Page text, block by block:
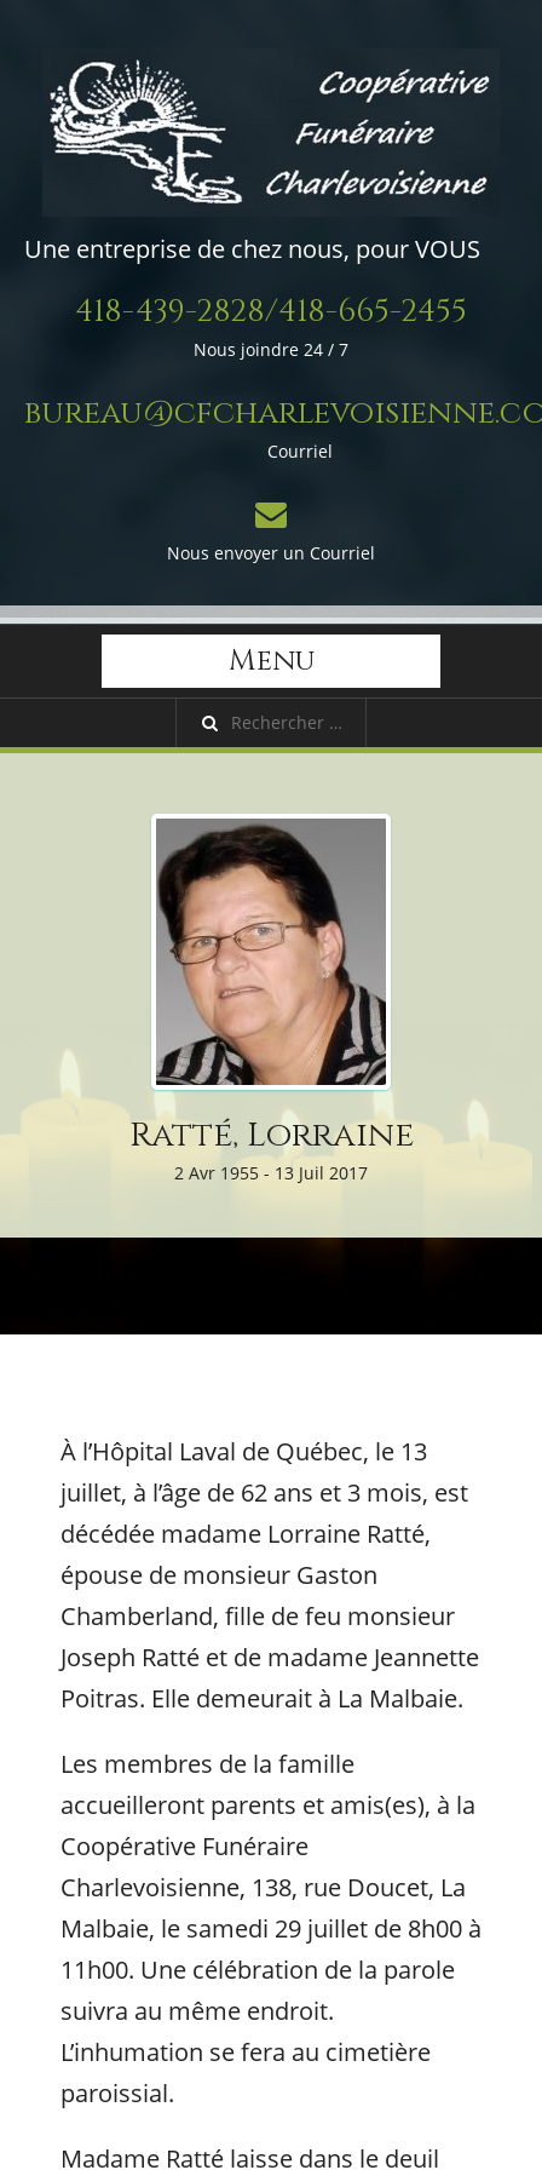
Une entreprise de chez nous, pour VOUS
418-439-2828/418-665-2455
Nous joindre 24 / 7
Courriel
Nous envoyer un Courriel
Menu
Ratté, Lorraine
2 Avr 1955 - 13 Juil 2017
À l’Hôpital Laval de Québec, le 13
juillet, à l’âge de 62 ans et 3 mois, est
décédée madame Lorraine Ratté,
épouse de monsieur Gaston
Chamberland, fille de feu monsieur
Joseph Ratté et de madame Jeannette
Poitras. Elle demeurait à La Malbaie.
Les membres de la famille
accueilleront parents et amis(es), à la
Coopérative Funéraire
Charlevoisienne, 138, rue Doucet, La
Malbaie, le samedi 29 juillet de 8h00 à
11h00. Une célébration de la parole
suivra au même endroit.
L’inhumation se fera au cimetière
paroissial.
Madame Ratté laisse dans le deuil